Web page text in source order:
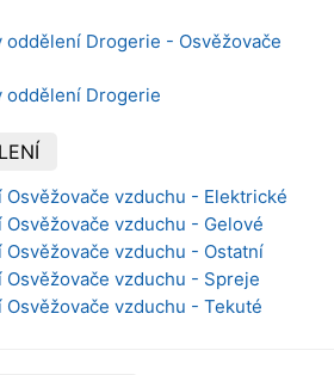
oddělení Drogerie - Osvěžovače
oddělení Drogerie
vzduchu - Elektrické
vzduchu - Gelové
vzduchu - Ostatní
vzduchu - Spreje
vzduchu - Tekuté